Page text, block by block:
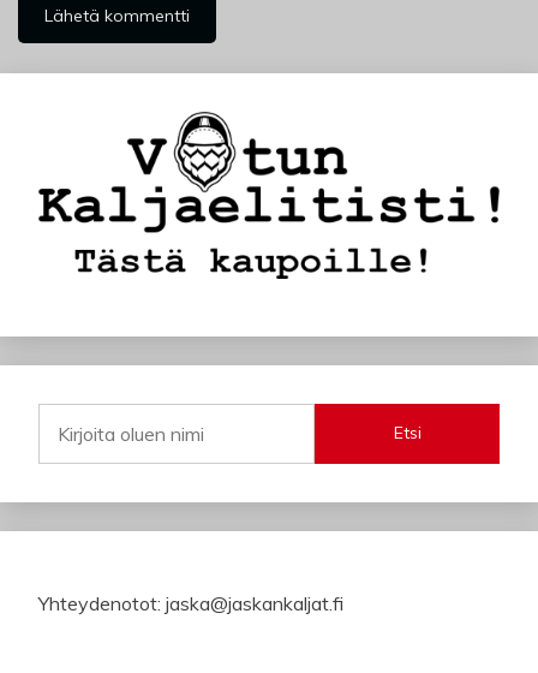
Etsi
Yhteydenotot: jaska@jaskankaljat.fi